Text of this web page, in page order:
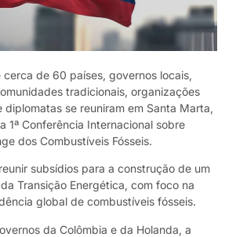
cerca de 60 países, governos locais,
tradicionais, organizações
diplomatas se reuniram em Santa Marta,
1ª Conferência Internacional sobre
dos Combustíveis Fósseis.
subsídios para a construção de um
Transição Energética, com foco na
global de combustíveis fósseis.
da Colômbia e da Holanda, a